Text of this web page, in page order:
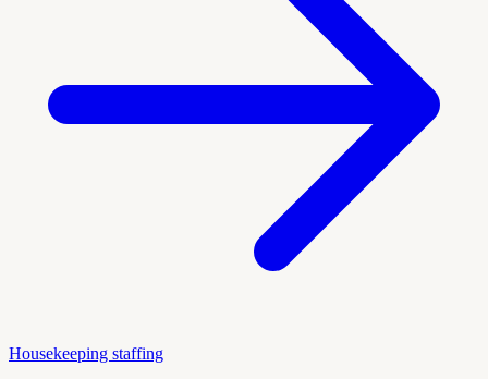
Housekeeping staffing